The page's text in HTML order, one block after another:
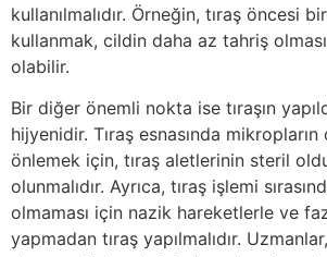
kullanılmalıdır. Örneğin, tıraş öncesi
kullanmak, cildin daha az tahriş
olabilir.
Bir diğer önemli nokta ise tıraşın
hijyenidir. Tıraş esnasında mikropların
önlemek için, tıraş aletlerinin steril
olunmalıdır. Ayrıca, tıraş işlemi
olmaması için nazik hareketlerle ve
yapmadan tıraş yapılmalıdır.